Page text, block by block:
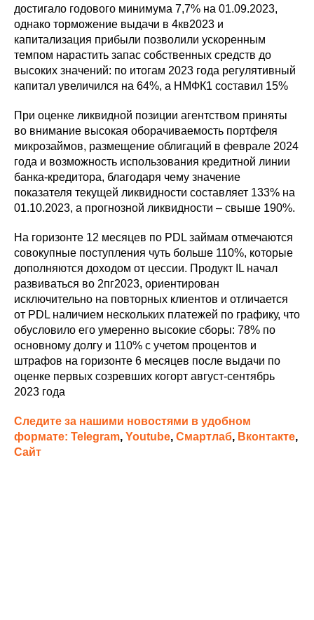
достигало годового минимума 7,7% на 01.09.2023,
однако торможение выдачи в 4кв2023 и
капитализация прибыли позволили ускоренным
темпом нарастить запас собственных средств до
высоких значений: по итогам 2023 года регулятивный
капитал увеличился на 64%, а НМФК1 составил 15%
При оценке ликвидной позиции агентством приняты
во внимание высокая оборачиваемость портфеля
микрозаймов, размещение облигаций в феврале 2024
года и возможность использования кредитной линии
банка-кредитора, благодаря чему значение
показателя текущей ликвидности составляет 133% на
01.10.2023, а прогнозной ликвидности – свыше 190%.
На горизонте 12 месяцев по PDL займам отмечаются
совокупные поступления чуть больше 110%, которые
дополняются доходом от цессии. Продукт IL начал
развиваться во 2пг2023, ориентирован
исключительно на повторных клиентов и отличается
от PDL наличием нескольких платежей по графику, что
обусловило его умеренно высокие сборы: 78% по
основному долгу и 110% с учетом процентов и
штрафов на горизонте 6 месяцев после выдачи по
оценке первых созревших когорт август-сентябрь
2023 года
Следите за нашими новостями в удобном
формате: Telegram, Youtube, Смартлаб, Вконтакте,
Сайт